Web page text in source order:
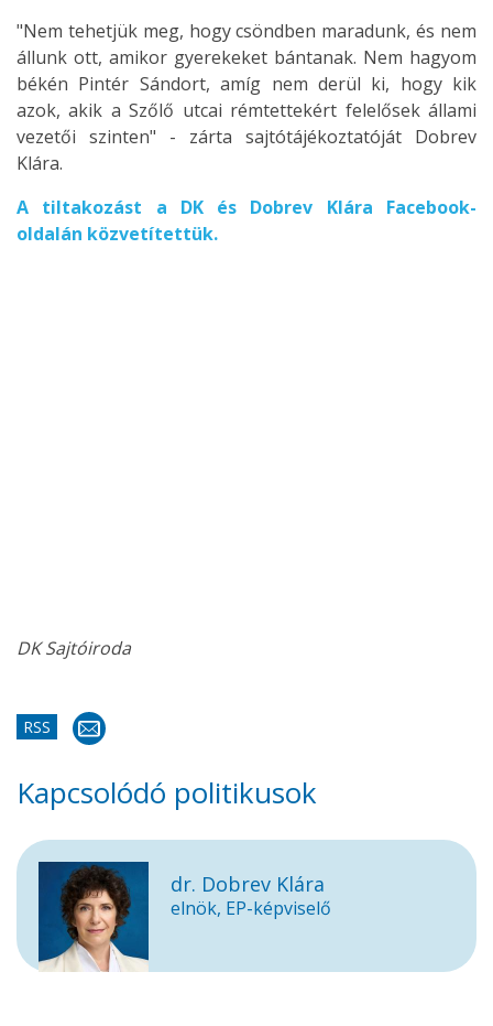
"Nem tehetjük meg, hogy csöndben maradunk, és nem
állunk ott, amikor gyerekeket bántanak. Nem hagyom
békén Pintér Sándort, amíg nem derül ki, hogy kik
azok, akik a Szőlő utcai rémtettekért felelősek állami
vezetői szinten" - zárta sajtótájékoztatóját Dobrev
Klára.
A tiltakozást a DK és Dobrev Klára Facebook-
oldalán közvetítettük.
DK Sajtóiroda
RSS
Kapcsolódó politikusok
dr. Dobrev Klára
elnök, EP-képviselő